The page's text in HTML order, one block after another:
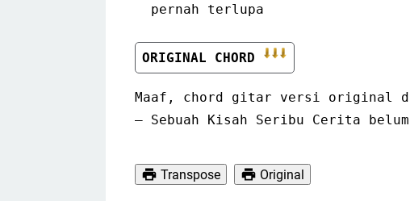
pernah terlupa
ORIGINAL CHORD
Maaf, chord gitar versi original
– Sebuah Kisah Seribu Cerita
Transpose Original